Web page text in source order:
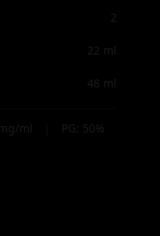
2
22 ml
48 ml
mg/ml PG: 50%